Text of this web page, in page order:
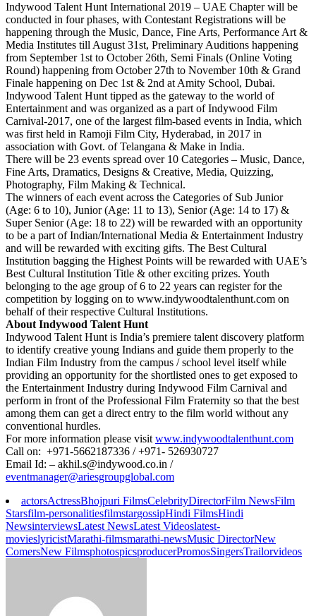
Indywood Talent Hunt International 2019 – UAE Chapter will be
conducted in four phases, with Contestant Registrations will be
happening through the Music, Dance, Fine Arts, Performance Art &
Media Institutes till August 31st, Preliminary Auditions happening
from September 1st to October 26th, Semi Finals (Online Voting
Round) happening from October 27th to November 10th & Grand
Finale happening on Dec 1st & 2nd at Amity School, Dubai.
Indywood Talent Hunt tipped as the gateway to the world of
Entertainment and was organized as a part of Indywood Film
Carnival-2017, one of the largest film-based events in India, which
was first held in Ramoji Film City, Hyderabad, in 2017 in
association with Govt. of Telangana & Make in India.
There will be 23 events spread over 10 Categories – Music, Dance,
Fine Arts, Dramatics, Designs & Creative, Media, Quizzing,
Photography, Film Making & Technical.
The winners of each event across the Categories of Sub Junior
(Age: 6 to 10), Junior (Age: 11 to 13), Senior (Age: 14 to 17) &
Super Senior (Age: 18 to 22) will be rewarded with an opportunity
to be a part of Indian/International Media & Entertainment Industry
and will be rewarded with exciting gifts. The Best Cultural
Institution bagging the Highest Points will be rewarded with UAE’s
Best Cultural Institution Title & other exciting prizes. Youth
belonging to the age group of 6 to 22 years can register for the
competition by logging on to www.indywoodtalenthunt.com on
behalf of their respective Cultural Institutions.
About Indywood Talent Hunt
Indywood Talent Hunt is India’s premiere talent discovery platform
to identify creative young Indians and guide them properly to the
Indian Film Industry from the campus / school level itself while
providing an opportunity for the shortlisted ones to get exposed to
the Entertainment Industry during Indywood Film Carnival and
perform in front of the Professional Film Fraternity so that the best
among them can get a direct entry to the film world without any
conventional hurdles.
For more information please visit www.indywoodtalenthunt.com
Call on: +971-5662187336 / +971- 526930727
Email Id: – akhil.s@indywood.co.in /
eventmanager@ariesgroupglobal.com
actorsActressBhojpuri FilmsCelebrityDirectorFilm NewsFilm
Starsfilm-personalitiesfilmstargossipHindi FilmsHindi
NewsinterviewsLatest NewsLatest Videoslatest-
movieslyricistMarathi-filmsmarathi-newsMusic DirectorNew
ComersNew FilmsphotospicsproducerPromosSingersTrailorvideos